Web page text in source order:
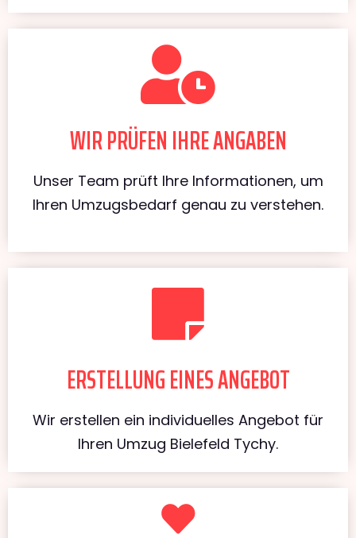
WIR PRÜFEN IHRE ANGABEN
Unser Team prüft Ihre Informationen, um
Ihren Umzugsbedarf genau zu verstehen.
ERSTELLUNG EINES ANGEBOT
Wir erstellen ein individuelles Angebot für
Ihren Umzug Bielefeld Tychy.